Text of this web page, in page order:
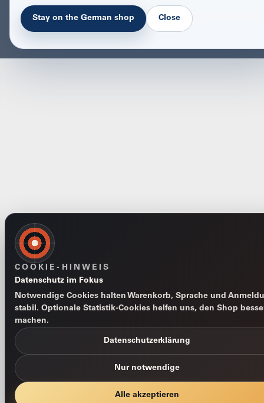
Stay on the German shop Close
COOKIE-HINWEIS
Datenschutz im Fokus
Notwendige Cookies halten Warenkorb, Sprache und
stabil. Optionale Statistik-Cookies helfen uns, den Shop
machen.
Datenschutzerklärung
Nur notwendige
Alle akzeptieren